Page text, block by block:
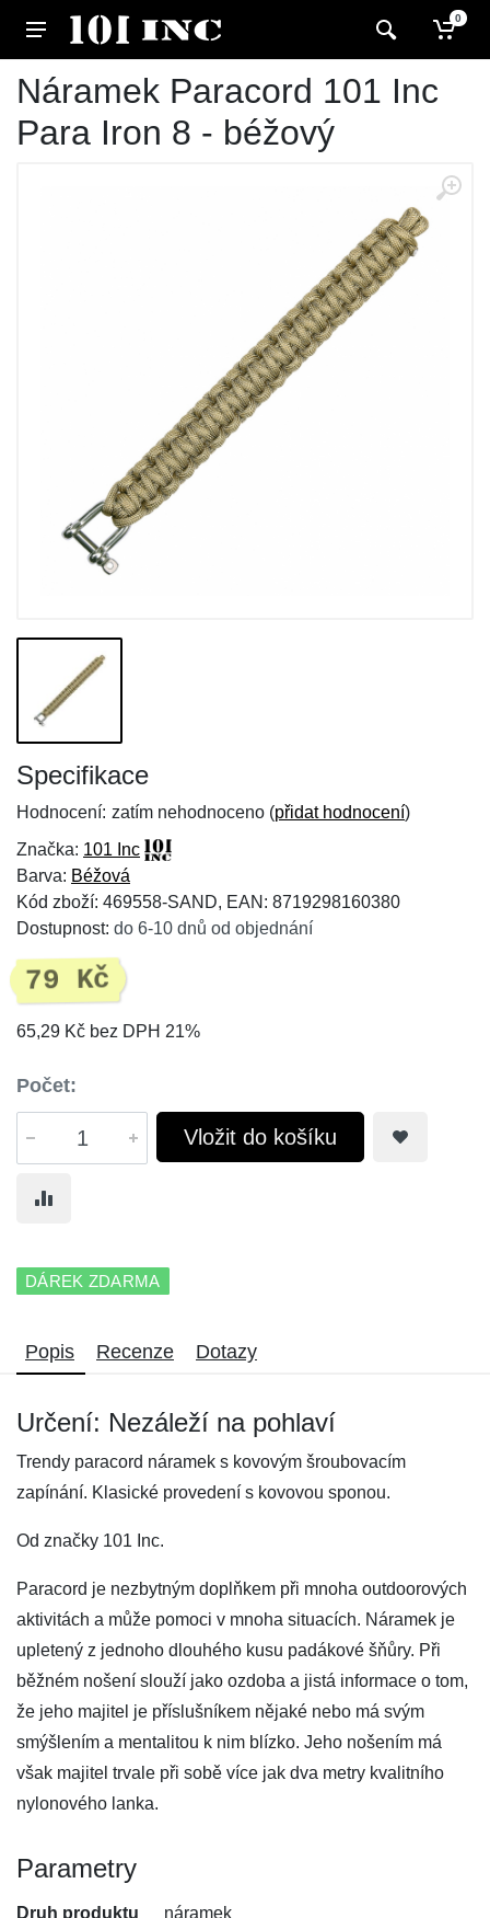
0
Náramek Paracord 101 Inc
Para Iron 8 - béžový
Specifikace
Hodnocení: zatím nehodnoceno (přidat hodnocení)
Značka: 101 Inc
Barva: Béžová
Kód zboží: 469558-SAND, EAN: 8719298160380
Dostupnost: do 6-10 dnů od objednání
79 Kč
65,29 Kč bez DPH 21%
Počet:
Vložit do košíku
DÁREK ZDARMA
Popis Recenze Dotazy
Určení: Nezáleží na pohlaví
Trendy paracord náramek s kovovým šroubovacím
zapínání. Klasické provedení s kovovou sponou.
Od značky 101 Inc.
Paracord je nezbytným doplňkem při mnoha outdoorových
aktivitách a může pomoci v mnoha situacích. Náramek je
upletený z jednoho dlouhého kusu padákové šňůry. Při
běžném nošení slouží jako ozdoba a jistá informace o tom,
že jeho majitel je příslušníkem nějaké nebo má svým
smýšlením a mentalitou k nim blízko. Jeho nošením má
však majitel trvale při sobě více jak dva metry kvalitního
nylonového lanka.
Parametry
Druh produktu náramek